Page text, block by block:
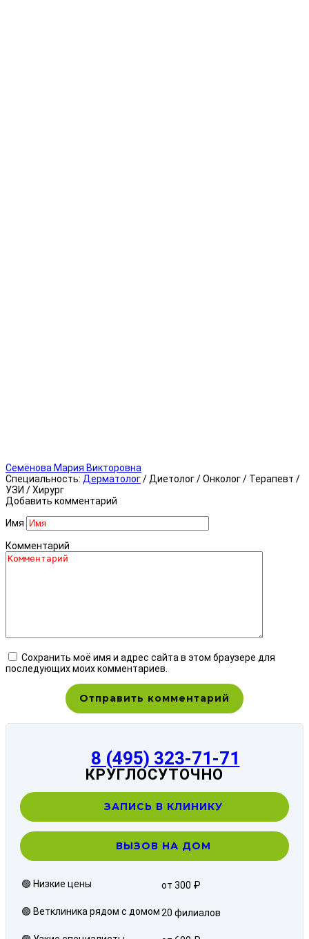
Семёнова Мария Викторовна
Специальность: Дерматолог/ Диетолог / Онколог / Терапевт /
УЗИ / Хирург
Добавить комментарий
Имя
Комментарий
Сохранить моё имя и адрес сайта в этом браузере для
последующих моих комментариев.
8 (495) 323-71-71
КРУГЛОСУТОЧНО
ЗАПИСЬ В КЛИНИКУ
ВЫЗОВ НА ДОМ
🟢 Низкие цены от 300 ₽
🟢 Ветклиника рядом с домом 20 филиалов